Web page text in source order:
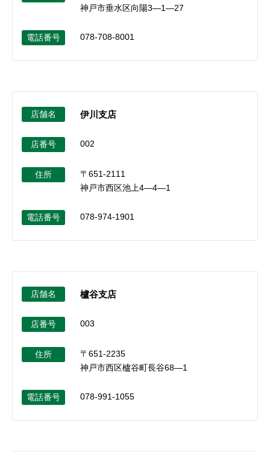
機能・サービス
使い方
困った時は
神戸市垂水区向陽3―1―27
電話番号 078-708-8001
店舗名 伊川支店
店番号 002
住所
〒651-2111
神戸市西区池上4―4―1
電話番号 078-974-1901
店舗名 櫨谷支店
店番号 003
住所
〒651-2235
神戸市西区櫨谷町長谷68―1
電話番号 078-991-1055